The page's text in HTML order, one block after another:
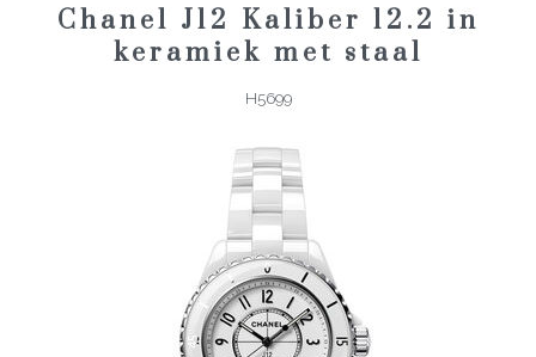
Chanel J12 Kaliber 12.2 in
keramiek met staal
H5699